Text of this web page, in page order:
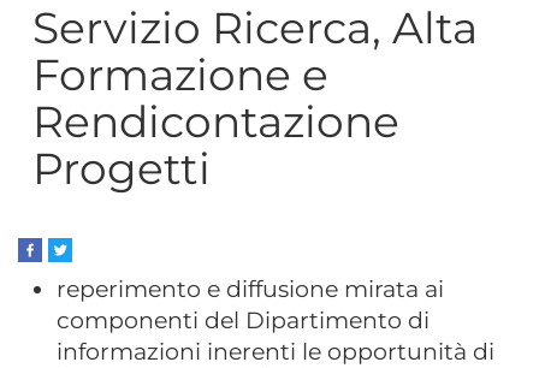
Servizio Ricerca, Alta
Formazione e
Rendicontazione
Progetti
reperimento e diffusione mirata ai
componenti del Dipartimento di
informazioni inerenti le opportunità di